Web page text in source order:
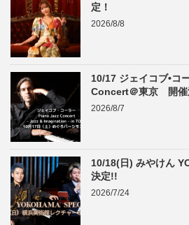
定！
2026/8/8
10/17 ジェイコブ•コ
Concert＠東京 開催
2026/8/7
10/18(日) みやけん
決定!!
2026/7/24